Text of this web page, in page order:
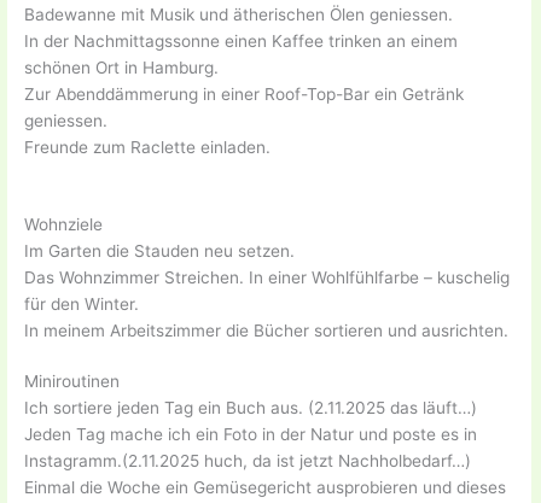
Badewanne mit Musik und ätherischen Ölen geniessen.
In der Nachmittagssonne einen Kaffee trinken an einem
schönen Ort in Hamburg.
Zur Abenddämmerung in einer Roof-Top-Bar ein Getränk
geniessen.
Freunde zum Raclette einladen.
Wohnziele
Im Garten die Stauden neu setzen.
Das Wohnzimmer Streichen. In einer Wohlfühlfarbe – kuschelig
für den Winter.
In meinem Arbeitszimmer die Bücher sortieren und ausrichten.
Miniroutinen
Ich sortiere jeden Tag ein Buch aus. (2.11.2025 das läuft…)
Jeden Tag mache ich ein Foto in der Natur und poste es in
Instagramm.(2.11.2025 huch, da ist jetzt Nachholbedarf…)
Einmal die Woche ein Gemüsegericht ausprobieren und dieses